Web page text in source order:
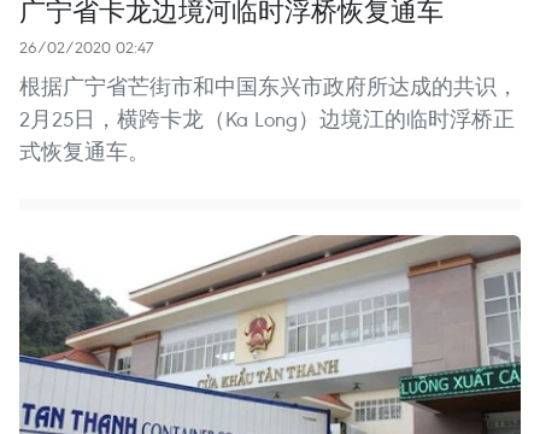
广宁省卡龙边境河临时浮桥恢复通车
26/02/2020 02:47
根据广宁省芒街市和中国东兴市政府所达成的共识，
2月25日，横跨卡龙（Ka Long）边境江的临时浮桥正
式恢复通车。